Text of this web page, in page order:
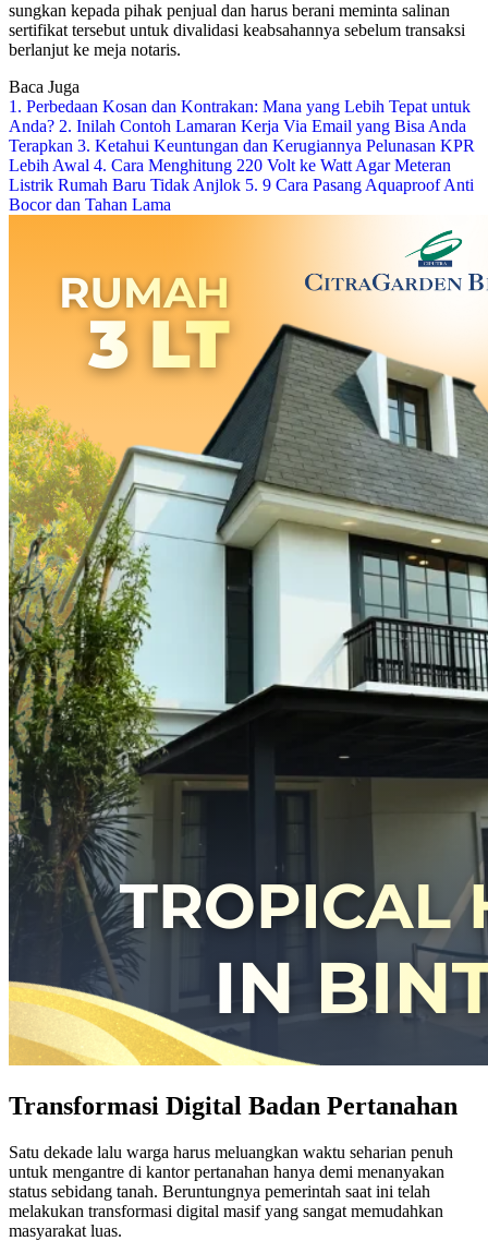
sungkan kepada pihak penjual dan harus berani meminta salinan
sertifikat tersebut untuk divalidasi keabsahannya sebelum transaksi
berlanjut ke meja notaris.
Baca Juga
1. Perbedaan Kosan dan Kontrakan: Mana yang Lebih Tepat untuk
Anda? 2. Inilah Contoh Lamaran Kerja Via Email yang Bisa Anda
Terapkan 3. Ketahui Keuntungan dan Kerugiannya Pelunasan KPR
Lebih Awal 4. Cara Menghitung 220 Volt ke Watt Agar Meteran
Listrik Rumah Baru Tidak Anjlok 5. 9 Cara Pasang Aquaproof Anti
Bocor dan Tahan Lama
Transformasi Digital Badan Pertanahan
Satu dekade lalu warga harus meluangkan waktu seharian penuh
untuk mengantre di kantor pertanahan hanya demi menanyakan
status sebidang tanah. Beruntungnya pemerintah saat ini telah
melakukan transformasi digital masif yang sangat memudahkan
masyarakat luas.